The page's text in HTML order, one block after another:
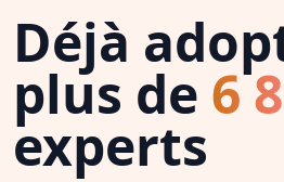
Déjà
plus de 6
experts